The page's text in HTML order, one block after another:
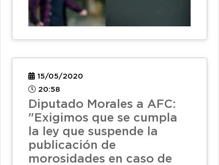
15/05/2020
20:58
Diputado Morales a AFC:
"Exigimos que se cumpla
la ley que suspende la
publicación de
morosidades en caso de